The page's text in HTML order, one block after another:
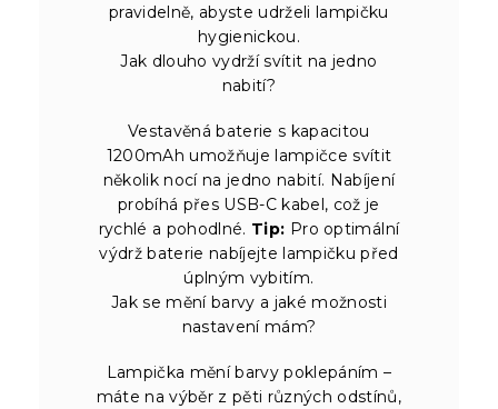
pravidelně, abyste udrželi lampičku
hygienickou.
Jak dlouho vydrží svítit na jedno
nabití?
Vestavěná baterie s kapacitou
1200mAh umožňuje lampičce svítit
několik nocí na jedno nabití. Nabíjení
probíhá přes USB-C kabel, což je
rychlé a pohodlné. Tip: Pro optimální
výdrž baterie nabíjejte lampičku před
úplným vybitím.
Jak se mění barvy a jaké možnosti
nastavení mám?
Lampička mění barvy poklepáním –
máte na výběr z pěti různých odstínů,